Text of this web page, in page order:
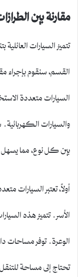
مقارنة بين
تتميز السيارات
القسم، سنقوم بإجراء
السيارات متعددة
والسيارات
بين كل نوع، مما يسهل
الأسر. تتميز هذه
الوعرة. توفر مساحات
تحتاج إلى مساحة